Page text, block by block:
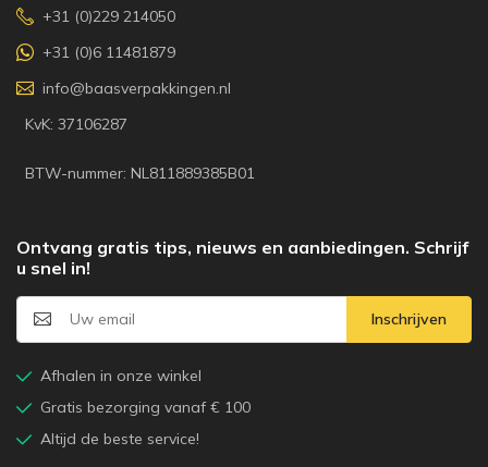
+31 (0)229 214050
+31 (0)6 11481879
info@baasverpakkingen.nl
KvK: 37106287
BTW-nummer: NL811889385B01
Ontvang gratis tips, nieuws en aanbiedingen. Schrijf
u snel in!
Inschrijven
Afhalen in onze winkel
Gratis bezorging vanaf € 100
Altijd de beste service!